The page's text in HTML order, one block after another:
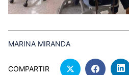
MARINA MIRANDA
COMPARTIR